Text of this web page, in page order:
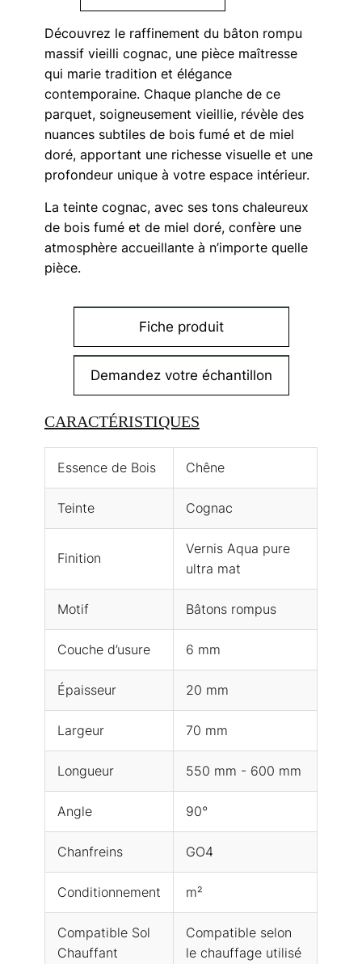
Rompus
vieilli
cognac
Découvrez le raffinement du bâton rompu
massif vieilli cognac, une pièce maîtresse
qui marie tradition et élégance
contemporaine. Chaque planche de ce
parquet, soigneusement vieillie, révèle des
nuances subtiles de bois fumé et de miel
doré, apportant une richesse visuelle et une
profondeur unique à votre espace intérieur.
La teinte cognac, avec ses tons chaleureux
de bois fumé et de miel doré, confère une
atmosphère accueillante à n’importe quelle
pièce.
Fiche produit
Demandez votre échantillon
CARACTÉRISTIQUES
Essence de Bois Chêne
Teinte Cognac
Finition
Vernis Aqua pure
ultra mat
Motif Bâtons rompus
Couche d’usure 6 mm
Épaisseur 20 mm
Largeur 70 mm
Longueur 550 mm - 600 mm
Angle 90°
Chanfreins GO4
Conditionnement m²
Compatible Sol
Chauffant
Compatible selon
le chauffage utilisé